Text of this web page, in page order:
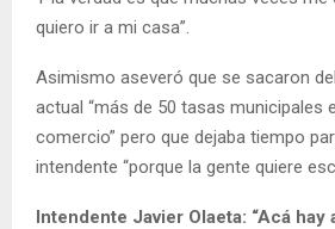
quiero ir a mi casa”.
Asimismo aseveró que se sacaron
actual “más de 50 tasas municipales
comercio” pero que dejaba tiempo
intendente “porque la gente quiere
Intendente Javier Olaeta: “Acá hay